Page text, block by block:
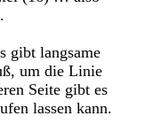
gibt langsame
um die Linie
Seite gibt es
lassen kann.